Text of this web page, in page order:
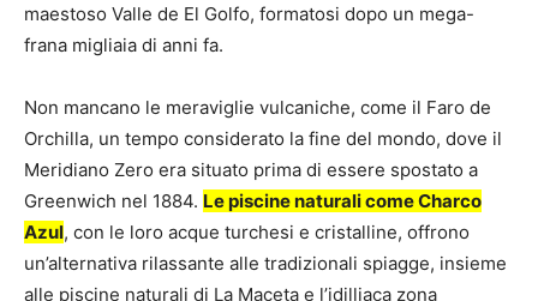
maestoso Valle de El Golfo, formatosi dopo un mega-
frana migliaia di anni fa.
Non mancano le meraviglie vulcaniche, come il Faro de
Orchilla, un tempo considerato la fine del mondo, dove il
Meridiano Zero era situato prima di essere spostato a
Greenwich nel 1884. Le piscine naturali come Charco
Azul, con le loro acque turchesi e cristalline, offrono
un’alternativa rilassante alle tradizionali spiagge, insieme
alle piscine naturali di La Maceta e l’idilliaca zona